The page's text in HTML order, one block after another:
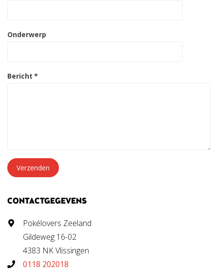
Onderwerp
Bericht *
Verzenden
CONTACTGEGEVENS
Pokélovers Zeeland
Gildeweg 16-02
4383 NK Vlissingen
0118 202018